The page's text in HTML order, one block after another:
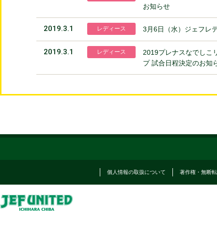
お知らせ
2019.3.1 レディース 3月6日（水）ジェフレ
2019.3.1 レディース
2019プレナスなでしこ
プ 試合日程決定のお知
個人情報の取扱について 著作権・無断